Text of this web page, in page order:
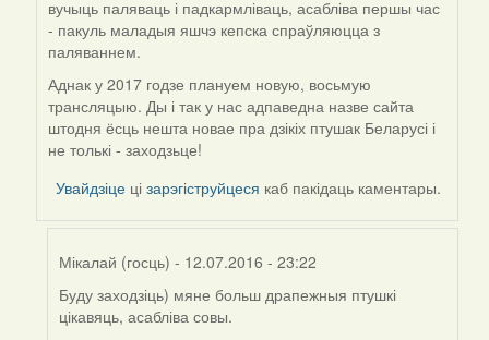
вучыць паляваць і падкармліваць, асабліва першы час
- пакуль маладыя яшчэ кепска спраўляюцца з
паляваннем.
Аднак у 2017 годзе плануем новую, восьмую
трансляцыю. Ды і так у нас адпаведна назве сайта
штодня ёсць нешта новае пра дзікіх птушак Беларусі і
не толькі - заходзьце!
Увайдзіце цізарэгіструйцеся каб пакідаць каментары.
Мікалай (госць) - 12.07.2016 - 23:22
In
reply
Буду заходзіць) мяне больш драпежныя птушкі
цікавяць, асабліва совы.